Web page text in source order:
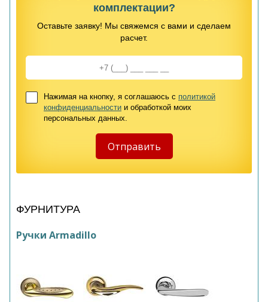
комплектации?
Оставьте заявку! Мы свяжемся с вами и сделаем
расчет.
Нажимая на кнопку, я соглашаюсь с политикой
конфиденциальности и обработкой моих
персональных данных.
ФУРНИТУРА
Ручки Armadillo